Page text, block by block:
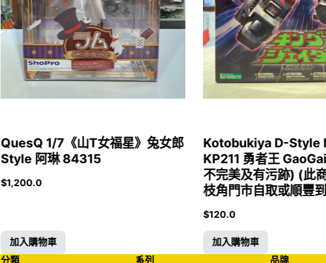
QuesQ 1/7《山T女福星》兔女郎
Style 阿琳 84315
$1,200.0
加入購物車
Kotobukiya D-Style
KP211 勇者王
不完美及有污跡) (此
枝角門市自取或順豐
$120.0
加入購物車
分類
系列 品牌